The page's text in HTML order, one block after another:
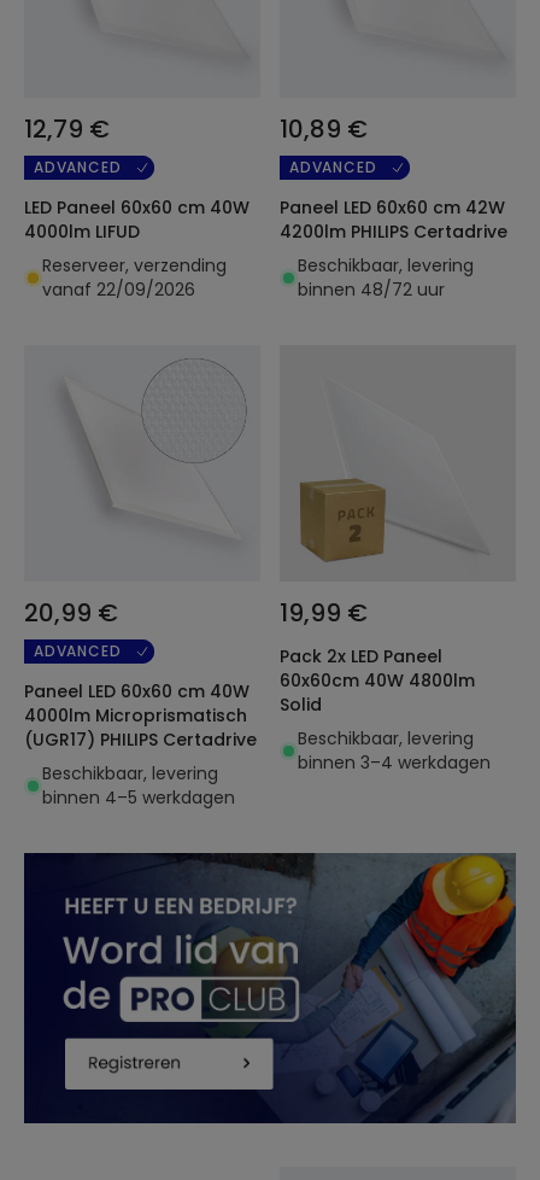
12,79 €
ADVANCED
LED Paneel 60x60 cm 40W
4000lm LIFUD
Reserveer, verzending
vanaf 22/09/2026
10,89 €
ADVANCED
Paneel LED 60x60 cm 42W
4200lm PHILIPS Certadrive
Beschikbaar, levering
binnen 48/72 uur
20,99 €
ADVANCED
Paneel LED 60x60 cm 40W
4000lm Microprismatisch
(UGR17) PHILIPS Certadrive
Beschikbaar, levering
binnen 4–5 werkdagen
19,99 €
Pack 2x LED Paneel
60x60cm 40W 4800lm
Solid
Beschikbaar, levering
binnen 3–4 werkdagen